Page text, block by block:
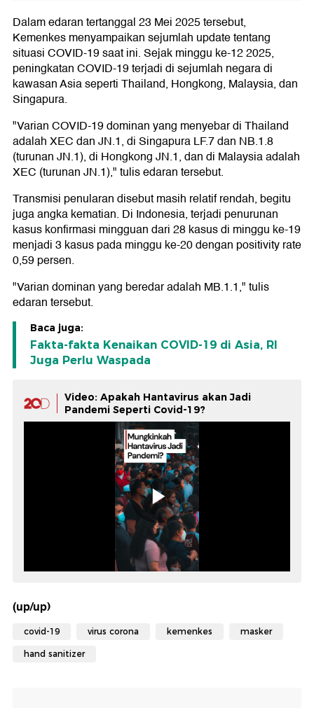
Dalam edaran tertanggal 23 Mei 2025 tersebut,
Kemenkes menyampaikan sejumlah update tentang
situasi COVID-19 saat ini. Sejak minggu ke-12 2025,
peningkatan COVID-19 terjadi di sejumlah negara di
kawasan Asia seperti Thailand, Hongkong, Malaysia, dan
Singapura.
"Varian COVID-19 dominan yang menyebar di Thailand
adalah XEC dan JN.1, di Singapura LF.7 dan NB.1.8
(turunan JN.1), di Hongkong JN.1, dan di Malaysia adalah
XEC (turunan JN.1)," tulis edaran tersebut.
Transmisi penularan disebut masih relatif rendah, begitu
juga angka kematian. Di Indonesia, terjadi penurunan
kasus konfirmasi mingguan dari 28 kasus di minggu ke-19
menjadi 3 kasus pada minggu ke-20 dengan positivity rate
0,59 persen.
"Varian dominan yang beredar adalah MB.1.1," tulis
edaran tersebut.
Baca juga:
Fakta-fakta Kenaikan COVID-19 di Asia, RI
Juga Perlu Waspada
Video: Apakah Hantavirus akan Jadi
Pandemi Seperti Covid-19?
(up/up)
covid-19 virus corona kemenkes masker
hand sanitizer